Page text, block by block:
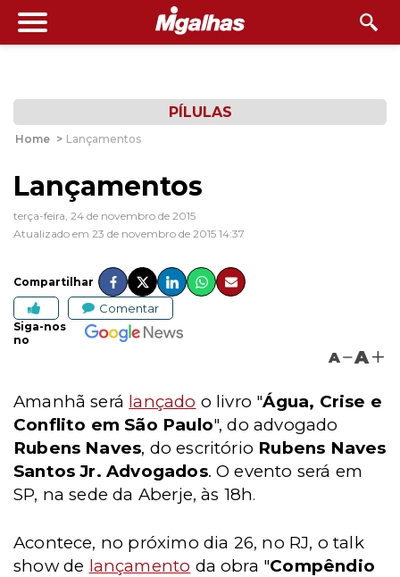
PÍLULAS
Home > Lançamentos
Lançamentos
terça-feira, 24 de novembro de 2015
Atualizado em 23 de novembro de 2015 14:37
Compartilhar
Comentar
Siga-nos
no
A A
Amanhã será lançado o livro "Água, Crise e
Conflito em São Paulo", do advogado
Rubens Naves, do escritório Rubens Naves
Santos Jr. Advogados. O evento será em
SP, na sede da Aberje, às 18h.
Acontece, no próximo dia 26, no RJ, o talk
show de lançamento da obra "Compêndio